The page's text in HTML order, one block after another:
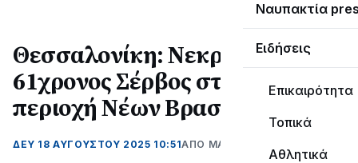
Ναυπακτία
Ειδήσεις
Επικαιρότητα
Τοπικά
Αθλητικά
Θεσσαλονίκη: Νεκρός
61χρονος Σέρβος στη θαλάσσια
περιοχή Νέων Βρασνών
ΔΕΥ 18 ΑΥΓΟΎΣΤΟΥ 2025 10:51ΑΠΌ ΜΑΝΤΩ ΚΑΠΕΝΤΖΩΝΗ